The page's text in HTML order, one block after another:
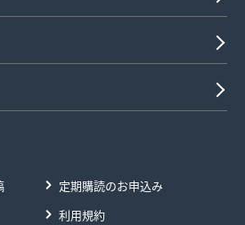
定期購読のお申込み
利用規約